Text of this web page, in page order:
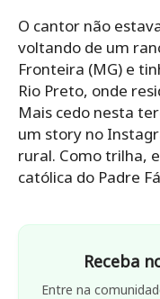
O cantor não
voltando de um
Fronteira (MG) e
Rio Preto, onde
Mais cedo nesta
um story no
rural. Como trilha,
católica do Padre
Receba
Entre na